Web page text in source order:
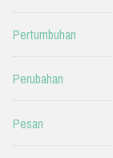
Pertumbuhan
Perubahan
Pesan